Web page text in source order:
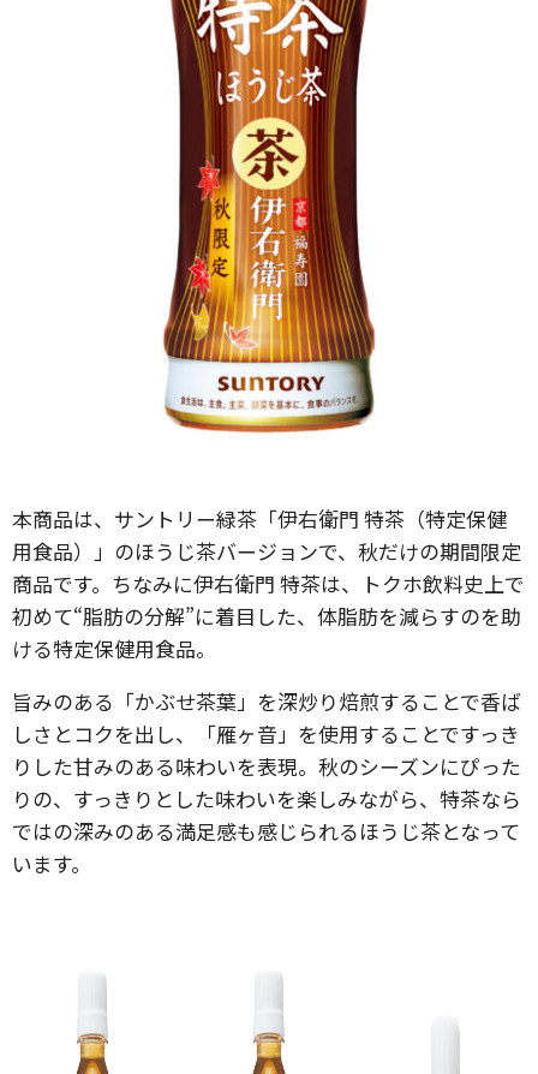
本商品は、サントリー緑茶「伊右衛門 特茶（特定保健
用食品）」のほうじ茶バージョンで、秋だけの期間限定
商品です。ちなみに伊右衛門 特茶は、トクホ飲料史上で
初めて“脂肪の分解”に着目した、体脂肪を減らすのを助
ける特定保健用食品。
旨みのある「かぶせ茶葉」を深炒り焙煎することで香ば
しさとコクを出し、「雁ヶ音」を使用することですっき
りした甘みのある味わいを表現。秋のシーズンにぴった
りの、すっきりとした味わいを楽しみながら、特茶なら
ではの深みのある満足感も感じられるほうじ茶となって
います。